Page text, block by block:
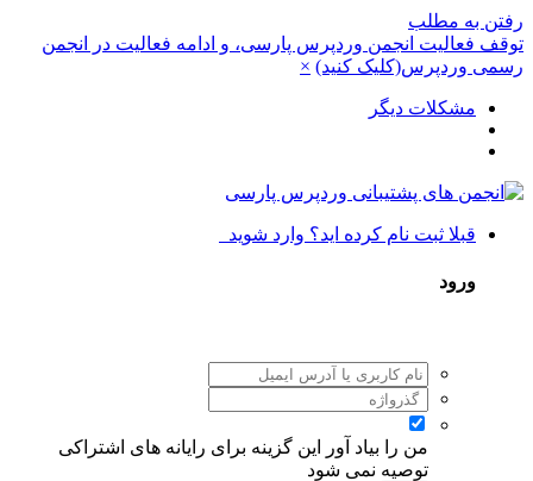
رفتن به مطلب
توقف فعالیت انجمن وردپرس پارسی، و ادامه فعالیت در انجمن
رسمی وردپرس(کلیک کنید) ×
مشکلات دیگر
قبلا ثبت نام کرده اید؟ وارد شوید
ورود
من را بیاد آور
این گزینه برای رایانه های اشتراکی
توصیه نمی شود